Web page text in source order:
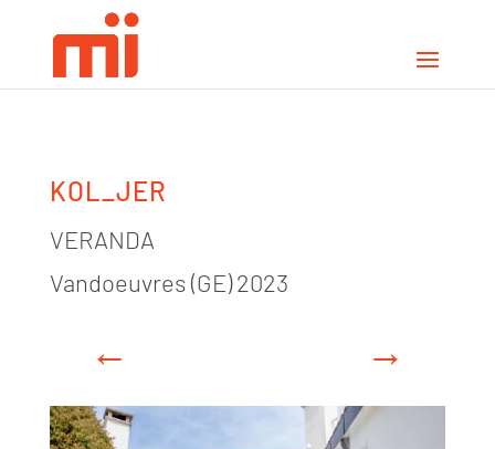
KOL_JER
VERANDA
Vandoeuvres (GE) 2023
← →